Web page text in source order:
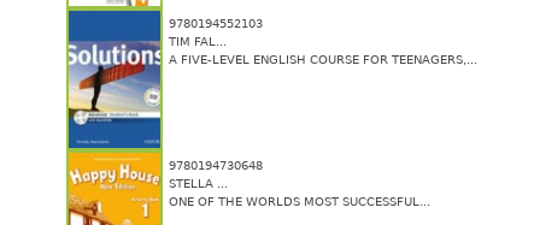
9780194552103
TIM FAL...
A FIVE-LEVEL ENGLISH COURSE FOR TEENAGERS,...
9780194730648
STELLA ...
ONE OF THE WORLDS MOST SUCCESSFUL...